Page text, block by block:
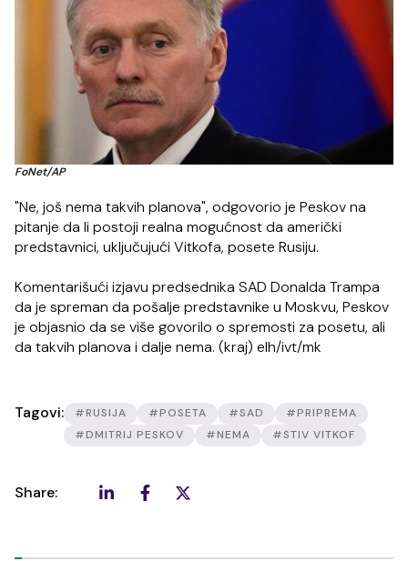
FoNet/AP
"Ne, još nema takvih planova", odgovorio je Peskov na
pitanje da li postoji realna mogućnost da američki
predstavnici, uključujući Vitkofa, posete Rusiju.
Komentarišući izjavu predsednika SAD Donalda Trampa
da je spreman da pošalje predstavnike u Moskvu, Peskov
je objasnio da se više govorilo o spremosti za posetu, ali
da takvih planova i dalje nema. (kraj) elh/ivt/mk
Tagovi: #RUSIJA #POSETA #SAD
#PRIPREMA
#DMITRIJ PESKOV
#NEMA #STIV VITKOF
Share: